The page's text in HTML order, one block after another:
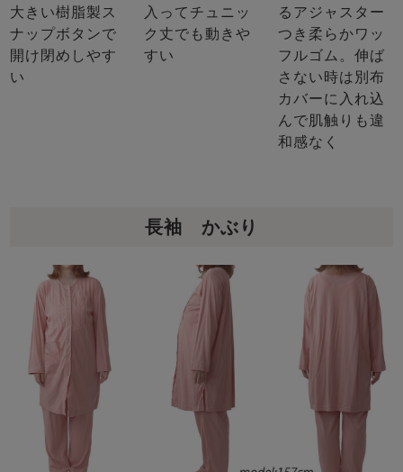
大きい樹脂製ス
ナップボタンで
開け閉めしやす
い
入ってチュニッ
ク丈でも動きや
すい
るアジャスター
つき柔らかワッ
フルゴム。伸ば
さない時は別布
カバーに入れ込
んで肌触りも違
和感なく
長袖 かぶり